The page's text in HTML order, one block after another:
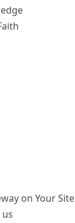
on Your Site